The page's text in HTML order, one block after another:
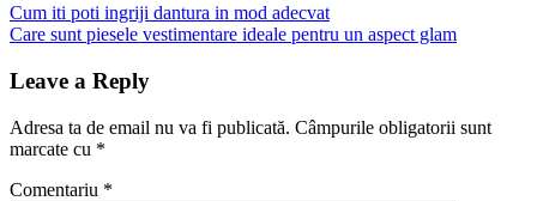
Navigare
în
articole
Previous
Post:
Cum iti poti ingriji dantura in mod adecvat
Next
Care sunt piesele vestimentare ideale pentru un aspect glam
Leave a Reply
Adresa ta de email nu va fi publicată. Câmpurile obligatorii sunt
marcate cu *
Comentariu *